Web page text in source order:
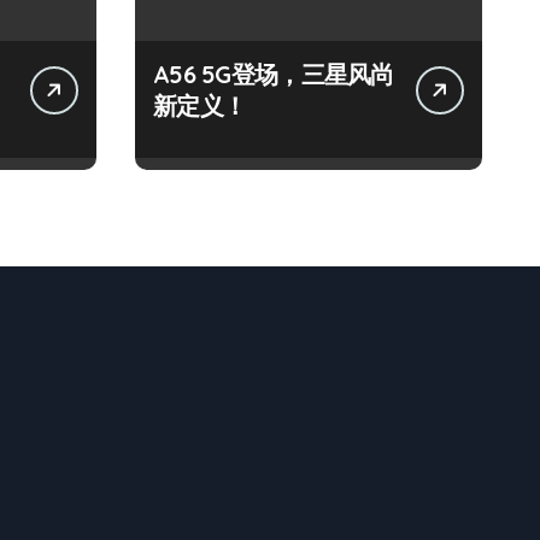
A56 5G登场，三星风尚
新定义！